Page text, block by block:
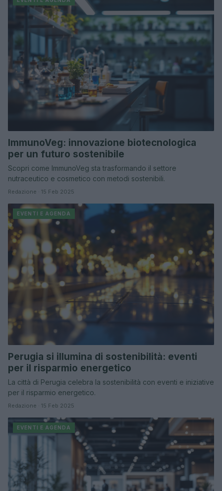
ImmunoVeg: innovazione biotecnologica
per un futuro sostenibile
Scopri come ImmunoVeg sta trasformando il settore
nutraceutico e cosmetico con metodi sostenibili.
Redazione · 15 Feb 2025
EVENTI E AGENDA
Perugia si illumina di sostenibilità: eventi
per il risparmio energetico
La città di Perugia celebra la sostenibilità con eventi e iniziative
per il risparmio energetico.
Redazione · 15 Feb 2025
EVENTI E AGENDA